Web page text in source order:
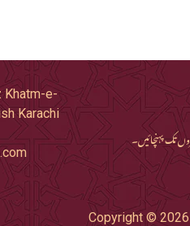
Khatm-e-
Karachi
تک پہنچائیں۔
Copyright ©